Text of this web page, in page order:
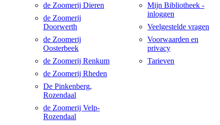
de Zoomerij Dieren
de Zoomerij
Doorwerth
de Zoomerij
Oosterbeek
de Zoomerij Renkum
de Zoomerij Rheden
De Pinkenberg,
Rozendaal
de Zoomerij Velp-
Rozendaal
Mijn Bibliotheek -
inloggen
Veelgestelde vragen
Voorwaarden en
privacy
Tarieven